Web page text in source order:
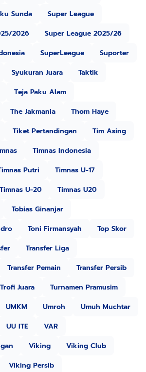
Sunda
Super League
2026
Super League 2025/26
SuperLeague
Suporter
Syukuran Juara
Taktik
Teja Paku Alam
The Jakmania
Thom Haye
Tiket Pertandingan
Tim Asing
Timnas Indonesia
Putri
Timnas U-17
Timnas U-20
Timnas U20
Tobias Ginanjar
Toni Firmansyah
Top Skor
Transfer Liga
Transfer Pemain
Transfer Persib
Trofi Juara
Turnamen Pramusim
UMKM Umroh
Umuh Muchtar
UU ITE
VAR
Viking
Viking Club
Viking Persib